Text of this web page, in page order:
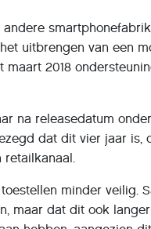
uitbrengen van een
maart 2018
na releasedatum
dat dit vier jaar is,
retailkanaal.
minder veilig.
maar dat dit ook